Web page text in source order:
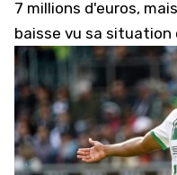
7 millions d'euros,
baisse vu sa